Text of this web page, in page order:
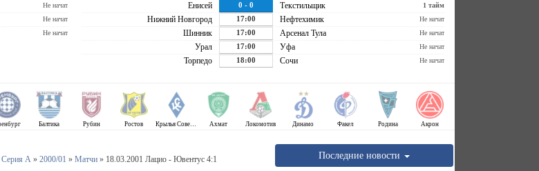
Не начат
Не начат
Не начат
Енисей 0 - 0 Текстильщик 1 тайм
Нижний Новгород 17:00 Нефтехимик Не начат
Шинник 17:00 Арсенал Тула Не начат
Урал 17:00 Уфа Не начат
Торпедо 18:00 Сочи Не начат
Балтика Рубин Ростов Крылья Советов Ахмат Локомотив Динамо Факел Родина Акрон
Серия А» 2000/01 » Матчи» 18.03.2001 Лацио - Ювентус 4:1 Последние новости